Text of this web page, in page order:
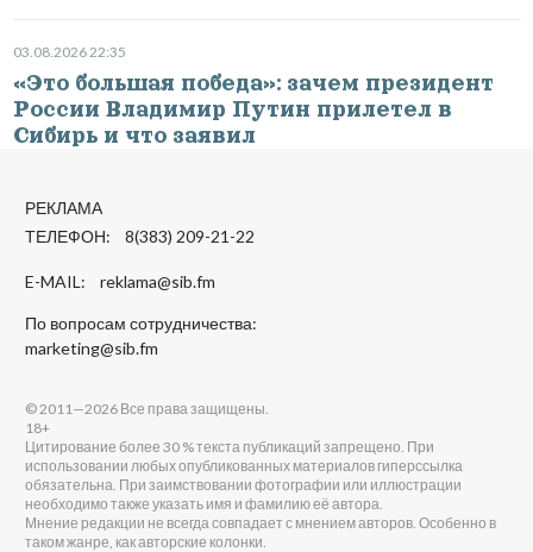
03.08.2026 22:35
«Это большая победа»: зачем президент
России Владимир Путин прилетел в
Сибирь и что заявил
РЕКЛАМА
ТЕЛЕФОН: 8(383) 209-21-22
E-MAIL: reklama@sib.fm
По вопросам сотрудничества:
marketing@sib.fm
© 2011—2026 Все права защищены.
18+
Цитирование более 30 % текста публикаций запрещено. При
использовании любых опубликованных материалов гиперссылка
обязательна. При заимствовании фотографии или иллюстрации
необходимо также указать имя и фамилию её автора.
Мнение редакции не всегда совпадает с мнением авторов. Особенно в
таком жанре, как авторские колонки.